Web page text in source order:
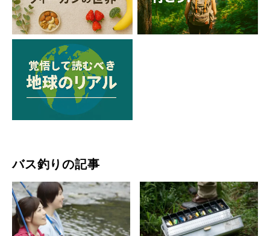
バス釣りの記事